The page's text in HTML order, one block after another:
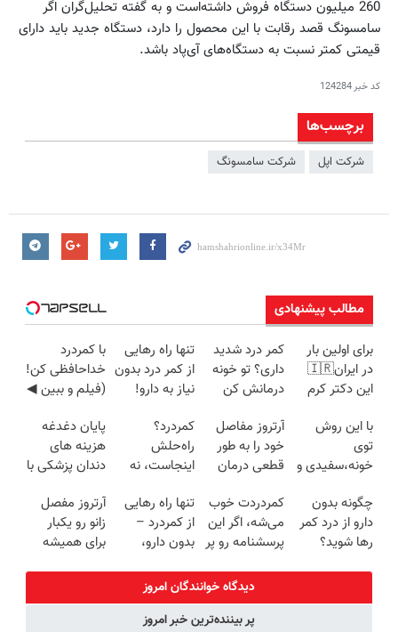
260 میلیون دستگاه فروش داشته‌است و به گفته تحلیل‌گران اگر
سامسونگ قصد رقابت با این محصول را دارد، دستگاه جدید باید دارای
قیمتی کمتر نسبت به دستگاه‌های آی‌پاد باشد.
کد خبر124284
برچسب‌ها
شرکت اپل شرکت سامسونگ
مطالب پیشنهادی
برای اولین بار
در ایران🇮🇷
این دکتر کرم
روزه ساخت!
کمر درد شدید
داری؟ تو خونه
درمانش کن
رو پرکن)
تنها راه رهایی
از کمر درد بدون
نیاز به دارو!
با کمردرد
خداحافظی کن!
(فیلم و ببین ◀
پرکن)
با این روش
توی
خونه،سفیدی و
برگردون
(40%off)
آرتروز مفاصل
خود را به طور
قطعی درمان
◗پرسش‌نامه◖
کمردرد؟
راه‌حلش
اینجاست، نه
پایان دغدغه
هزینه های
دندان پزشکی با
کننده خانگی
چگونه بدون
دارو از درد کمر
رها شوید؟
کمردردت خوب
می‌شه، اگر این
پرسشنامه رو پر
تنها راه رهایی
از کمردرد –
بدون دارو،
«فرم پر کن»
آرتروز مفصل
زانو رو یکبار
برای همیشه
دیدگاه خوانندگان امروز
پر بیننده‌ترین خبر امروز